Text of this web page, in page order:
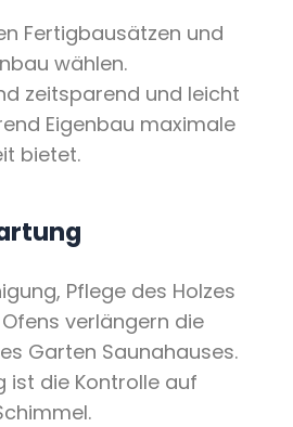
Fertigbausätzen und
wählen.
zeitsparend und leicht
Eigenbau maximale
bietet.
Pflege des Holzes
verlängern die
Garten Saunahauses.
ist die Kontrolle auf